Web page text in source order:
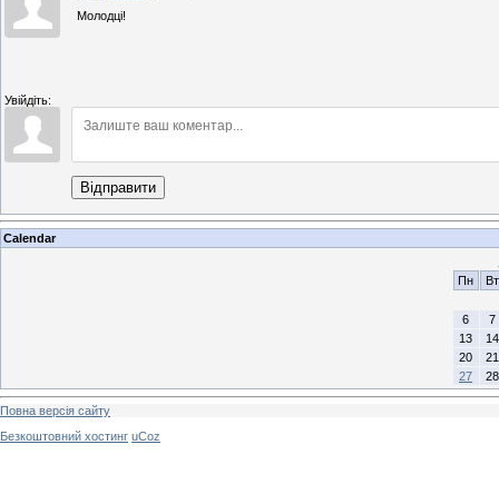
Молодці!
Увійдіть:
Відправити
Calendar
Пн
Вт
6
7
13
14
20
21
27
28
Повна версія сайту
Безкоштовний хостинг uCoz